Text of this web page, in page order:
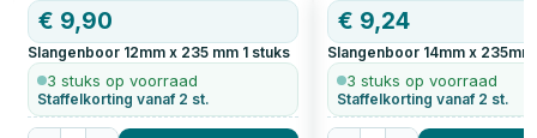
€ 9,90
Slangenboor 12mm x 235 mm 1 stuks
3 stuks op voorraad
Staffelkorting vanaf 2 st.
€ 9,24
Slangenboor 14mm x 235mm
3 stuks op voorraad
Staffelkorting vanaf 2 st.